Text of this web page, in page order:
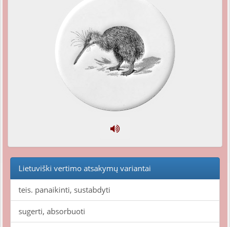
Lietuviški vertimo atsakymų variantai
teis. panaikinti, sustabdyti
sugerti, absorbuoti